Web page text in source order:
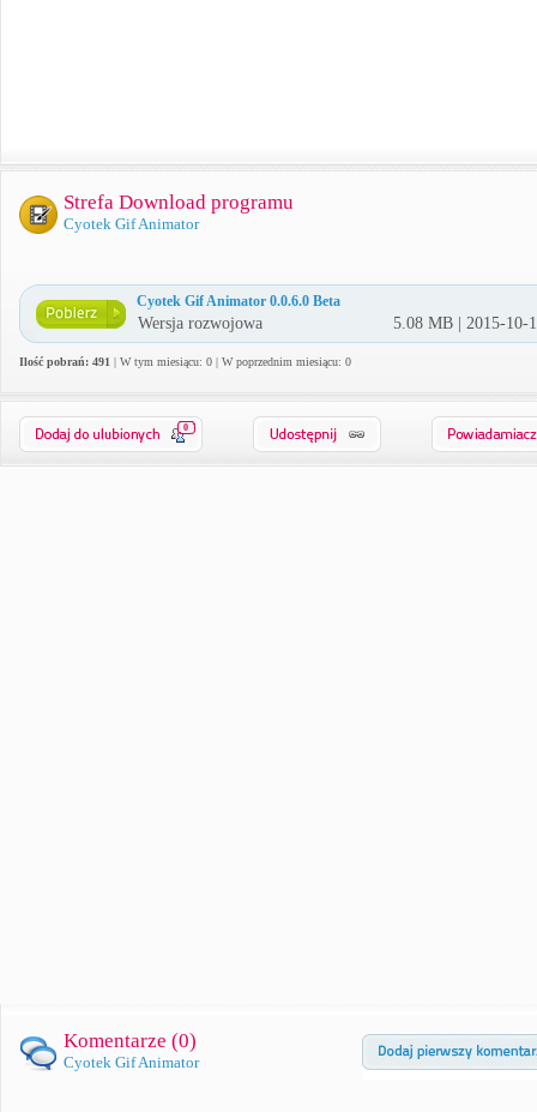
Strefa Download programu
Cyotek Gif Animator
Cyotek Gif Animator 0.0.6.0 Beta
Wersja rozwojowa 5.08 MB | 2015-10-
Ilość pobrań: 491 | W tym miesiącu: 0 | W poprzednim miesiącu: 0
0
Komentarze (0)
Cyotek Gif Animator